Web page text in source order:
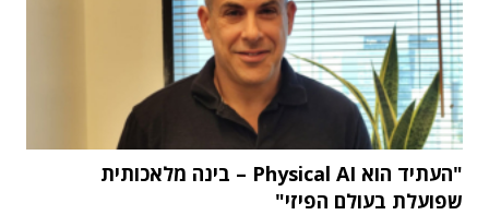
"העתיד הוא Physical AI – בינה מלאכותית
שפועלת בעולם הפיזי"